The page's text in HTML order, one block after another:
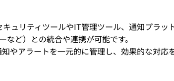
キュリティツールやIT管理ツール、通知プラ
など）との統合や連携が可能です。
やアラートを一元的に管理し、効果的な対応